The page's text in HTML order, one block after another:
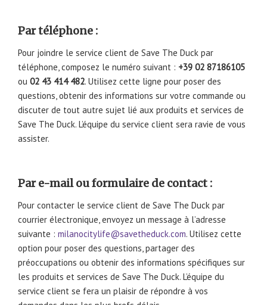
Par téléphone :
Pour joindre le service client de Save The Duck par
téléphone, composez le numéro suivant : +39 02 87186105
ou 02 43 414 482. Utilisez cette ligne pour poser des
questions, obtenir des informations sur votre commande ou
discuter de tout autre sujet lié aux produits et services de
Save The Duck. L’équipe du service client sera ravie de vous
assister.
Par e-mail ou formulaire de contact :
Pour contacter le service client de Save The Duck par
courrier électronique, envoyez un message à l’adresse
suivante : milanocitylife@savetheduck.com. Utilisez cette
option pour poser des questions, partager des
préoccupations ou obtenir des informations spécifiques sur
les produits et services de Save The Duck. L’équipe du
service client se fera un plaisir de répondre à vos